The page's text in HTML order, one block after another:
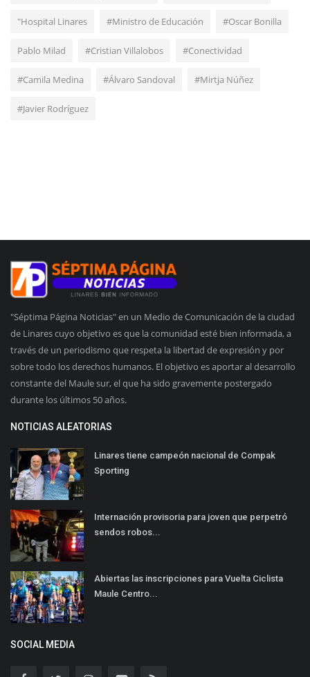
"Hospital Linares #Ministro de Educación #Oscar Bonilla
Pablo Milad #Cristian Villalobos #Conectividad
#Camila Medina #Álvaro Sandoval #Mirtja Núñez
#Javier Rodríguez
"Séptima Página Noticias" en un Medio de Comunicación de la ciudad
de Linares cuyo objetivo es que la comunidad esté bien informada, a
través de un periodismo que respeta la libertad de expresión y por
sobre todo los derechos humanos. El objetivo es aportar al desarrollo
constante del Maule sur, el que ha sido gravemente postergado
durante los últimos 50 años.
NOTICIAS ALEATORIAS
Linares tiene campeón nacional de Compak
Sporting
Internación provisoria para joven que perpetró
sendos robos...
Abiertas las inscripciones para Vuelta Ciclista
Maule Centro...
SOCIAL MEDIA